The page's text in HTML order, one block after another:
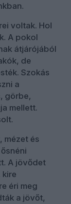
voltak. Hol
A pokol
átjárójából
de
Szokás
a
görbe,
mellett.
mézet és
A jövődet
éri meg
a jövőt,